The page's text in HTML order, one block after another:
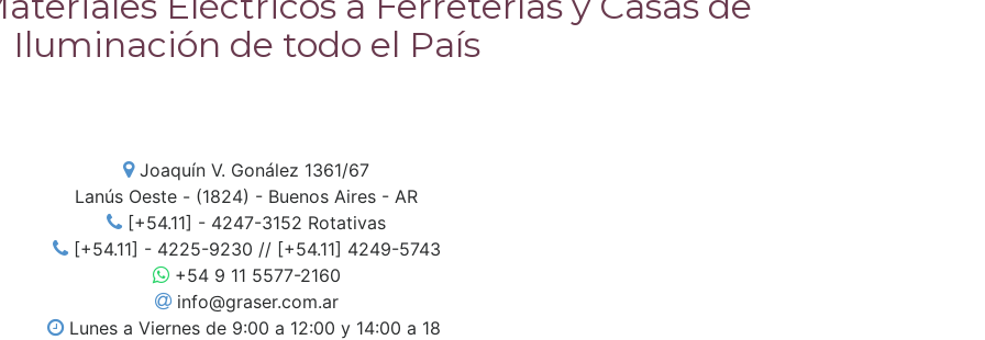
Iluminación de todo el País
Joaquín V. Gonález 1361/67
Lanús Oeste - (1824) - Buenos Aires - AR
[+54.11] - 4247-3152 Rotativas
[+54.11] - 4225-9230 // [+54.11] 4249-5743
+54 9 11 5577-2160
info@graser.com.ar
Lunes a Viernes de 9:00 a 12:00 y 14:00 a 18